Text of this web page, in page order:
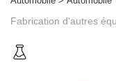
Fabrication d'autres